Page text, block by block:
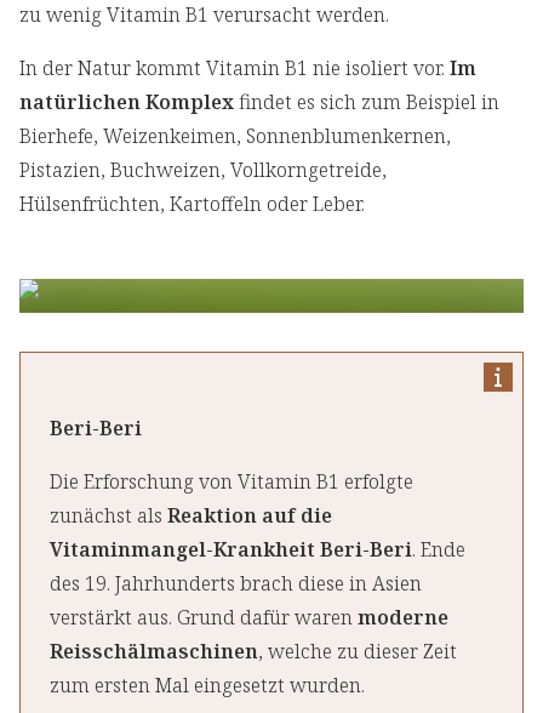
zu wenig Vitamin B1 verursacht werden.
In der Natur kommt Vitamin B1 nie isoliert vor. Im
natürlichen Komplexfindet es sich zum Beispiel in
Bierhefe, Weizenkeimen, Sonnenblumenkernen,
Pistazien, Buchweizen, Vollkorngetreide,
Hülsenfrüchten, Kartoffeln oder Leber.
Beri-Beri
Die Erforschung von Vitamin B1 erfolgte
zunächst als Reaktion auf die
Vitaminmangel-Krankheit Beri-Beri. Ende
des 19. Jahrhunderts brach diese in Asien
verstärkt aus. Grund dafür warenmoderne
Reisschälmaschinen, welche zu dieser Zeit
zum ersten Mal eingesetzt wurden.